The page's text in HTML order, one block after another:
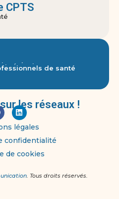
CPTS
préventiongravesde santé
les réseaux !
légales
confidentialité
de cookies
. Tous droits réservés.